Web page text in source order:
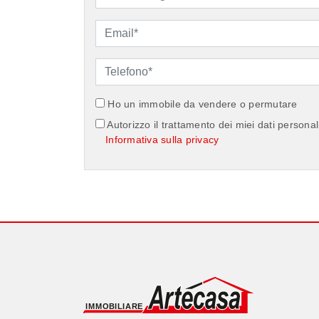
Ho un immobile da vendere o permutare
Autorizzo il trattamento dei miei dati
Informativa sulla privacy